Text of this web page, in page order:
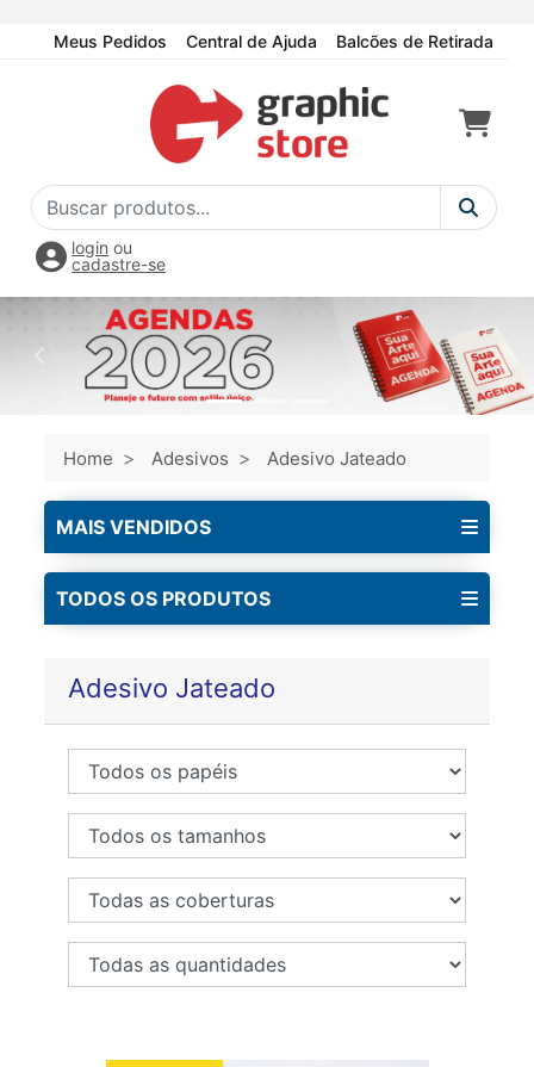
Meus Pedidos Central de Ajuda Balcões de Retirada
login ou
cadastre-se
Home Adesivos Adesivo Jateado
MAIS VENDIDOS
TODOS OS PRODUTOS
Adesivo Jateado